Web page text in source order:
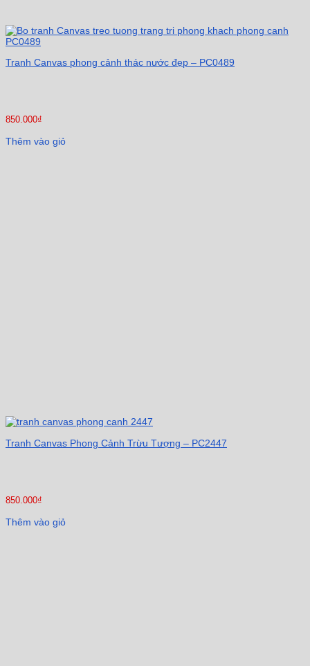
Tranh Canvas phong cảnh thác nước đẹp – PC0489
850.000₫
Thêm vào giỏ
Tranh Canvas Phong Cảnh Trừu Tượng – PC2447
850.000₫
Thêm vào giỏ